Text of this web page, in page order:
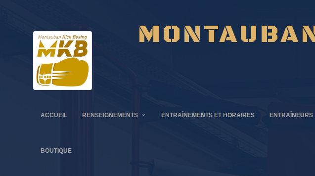
ACCUEIL RENSEIGNEMENTS ENTRAÎNEMENTS ET HORAIRES ENTRAÎNEURS
BOUTIQUE